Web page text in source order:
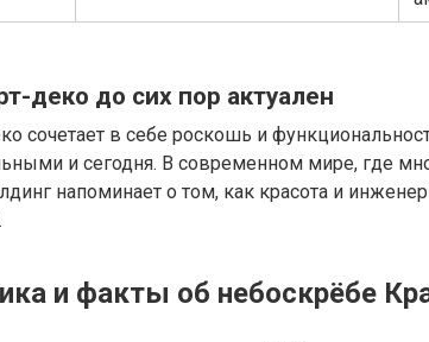
деко до сих пор актуален
сочетает в себе роскошь и
и сегодня. В современном мире, где
напоминает о том, как красота и
и факты об небоскрёбе